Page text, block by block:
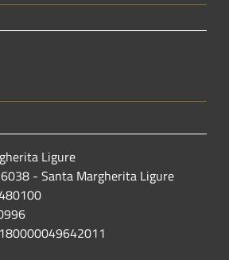
Ligure
- Santa Margherita Ligure